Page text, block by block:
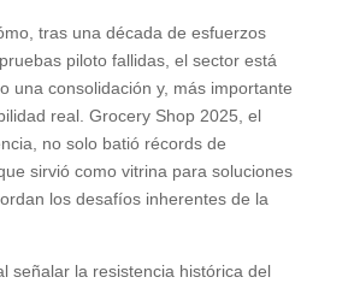
tras una década de esfuerzos
piloto fallidas, el sector está
una consolidación y, más importante
real. Grocery Shop 2025, el
no solo batió récords de
sirvió como vitrina para soluciones
los desafíos inherentes de la
señalar la resistencia histórica del